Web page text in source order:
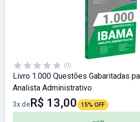
(0)
Livro 1.000 Questões Gabaritadas
Analista Administrativo
3x deR$ 13,00 15% OFF